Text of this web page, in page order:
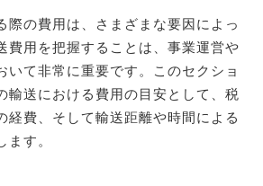
際の費用は、さまざまな要因によっ
費用を把握することは、事業運営や
いて非常に重要です。このセクショ
輸送における費用の目安として、税
経費、そして輸送距離や時間による
ます。